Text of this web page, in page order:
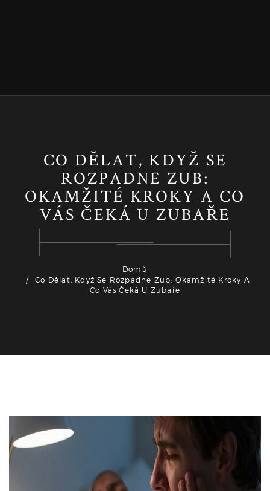
CO DĚLAT, KDYŽ SE
ROZPADNE ZUB:
OKAMŽITÉ KROKY A CO
VÁS ČEKÁ U ZUBAŘE
Domů
Co Dělat, Když Se Rozpadne Zub: Okamžité Kroky A
Co Vás Čeká U Zubaře
Zdraví a péče o zuby